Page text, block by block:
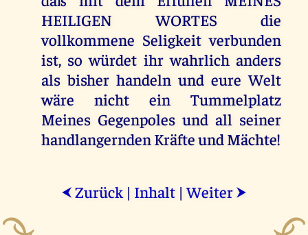
HEILIGEN WORTES die
vollkommene Seligkeit verbunden
ist, so würdet ihr wahrlich anders
als bisher handeln und eure Welt
wäre nicht ein Tummelplatz
Meines Gegenpoles und all seiner
handlangernden Kräfte und Mächte!
⮜ Zurück | Inhalt |Weiter ⮞